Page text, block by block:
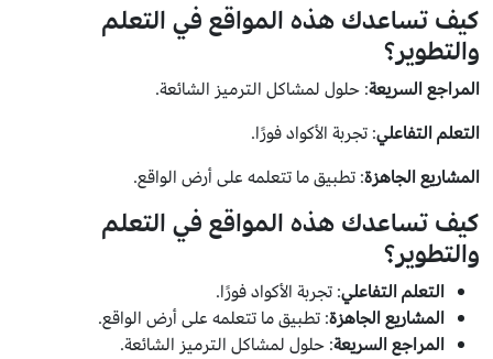
كيف تساعدك هذه المواقع في التعلم
والتطوير؟
المراجع السريعة: حلول لمشاكل الترميز الشائعة.
التعلم التفاعلي: تجربة الأكواد فورًا.
المشاريع الجاهزة: تطبيق ما تتعلمه على أرض الواقع.
كيف تساعدك هذه المواقع في التعلم
والتطوير؟
التعلم التفاعلي: تجربة الأكواد فورًا.
المشاريع الجاهزة: تطبيق ما تتعلمه على أرض الواقع.
المراجع السريعة: حلول لمشاكل الترميز الشائعة.